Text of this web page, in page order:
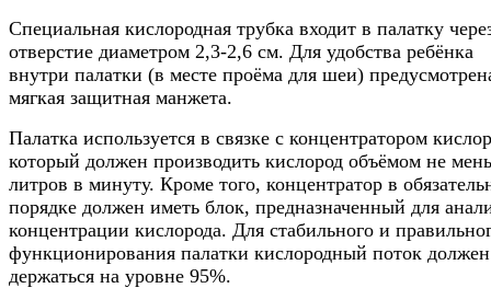
Специальная кислородная трубка входит в палатку
отверстие диаметром 2,3-2,6 см. Для удобства ребёнка
внутри палатки (в месте проёма для шеи)
мягкая защитная манжета.
Палатка используется в связке с концентратором
который должен производить кислород объёмом не
литров в минуту. Кроме того, концентратор в
порядке должен иметь блок, предназначенный для
концентрации кислорода. Для стабильного и
функционирования палатки кислородный поток должен
держаться на уровне 95%.